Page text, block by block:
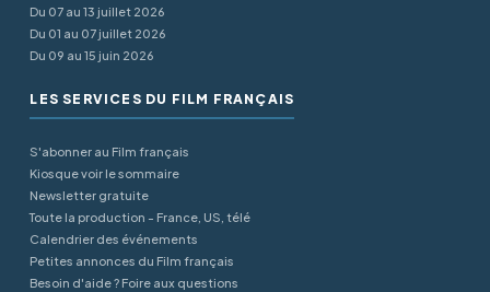
Du 07 au 13 juillet 2026
Du 01 au 07 juillet 2026
Du 09 au 15 juin 2026
LES SERVICES DU FILM FRANÇAIS
S'abonner au Film français
Kiosque voir le sommaire
Newsletter gratuite
Toute la production - France, US, télé
Calendrier des événements
Petites annonces du Film français
Besoin d'aide ? Foire aux questions